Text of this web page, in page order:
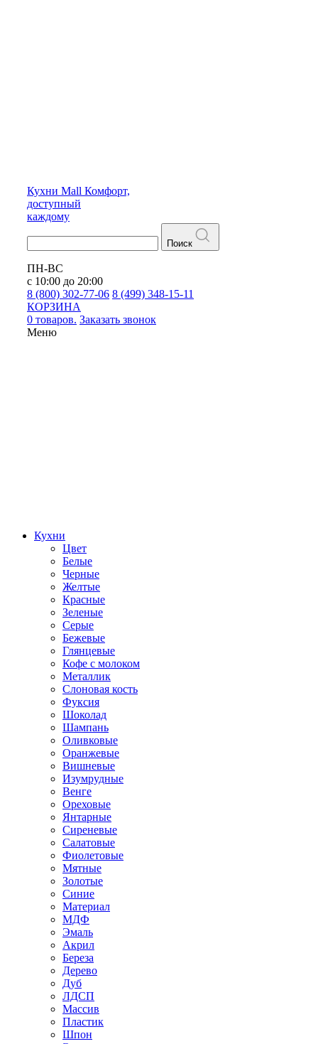
Кухни Mall Комфорт,
доступный
каждому
Поиск
ПН-ВС
с 10:00 до 20:00
8 (800) 302-77-06 8 (499) 348-15-11
КОРЗИНА
0 товаров. Заказать звонок
Меню
Кухни
Цвет
Белые
Черные
Желтые
Красные
Зеленые
Серые
Бежевые
Глянцевые
Кофе с молоком
Металлик
Слоновая кость
Фуксия
Шоколад
Шампань
Оливковые
Оранжевые
Вишневые
Изумрудные
Венге
Ореховые
Янтарные
Сиреневые
Салатовые
Фиолетовые
Мятные
Золотые
Синие
Материал
МДФ
Эмаль
Акрил
Береза
Дерево
Дуб
ЛДСП
Массив
Пластик
Шпон